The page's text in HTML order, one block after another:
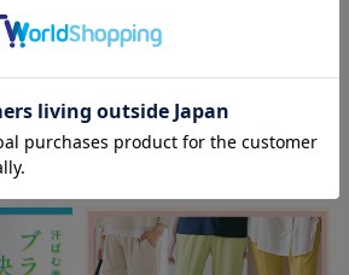
に入り商品を確認する
5%OFF
夏休み応援クーポン MAX2,000円
FEATURE
ニティウェア/授乳服/
ニティ用品に関する特集